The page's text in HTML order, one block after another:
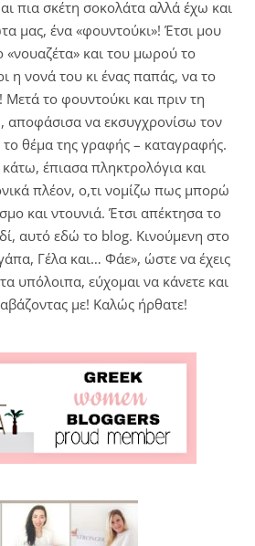
πια σκέτη σοκολάτα αλλά έχω και
μας, ένα «φουντούκι»! Έτσι μου
«νουαζέτα» και του μωρού το
η νονά του κι ένας παπάς, να το
Μετά το φουντούκι και πριν τη
να εκσυγχρονίσω τον
θέμα της γραφής – καταγραφής.
έπιασα πληκτρολόγια και
πλέον, ο,τι νομίζω πως μπορώ
και ντουνιά. Έτσι απέκτησα το
αυτό εδώ το blog. Κινούμενη στο
Γέλα και… Φάε», ώστε να έχεις
υπόλοιπα, εύχομαι να κάνετε και
με! Καλώς ήρθατε!